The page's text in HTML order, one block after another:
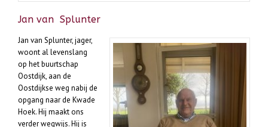
Jan van Splunter
Jan van Splunter, jager,
woont al levenslang
op het buurtschap
Oostdijk, aan de
Oostdijkse weg nabij de
opgang naar de Kwade
Hoek. Hij maakt ons
verder wegwijs. Hij is